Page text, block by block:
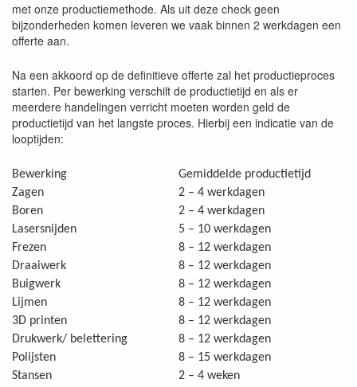
met onze productiemethode. Als uit deze check geen
bijzonderheden komen leveren we vaak binnen 2 werkdagen een
offerte aan.
Na een akkoord op de definitieve offerte zal het productieproces
starten. Per bewerking verschilt de productietijd en als er
meerdere handelingen verricht moeten worden geld de
productietijd van het langste proces. Hierbij een indicatie van de
looptijden:
Bewerking
Gemiddelde productietijd
Zagen
2 – 4 werkdagen
Boren
2 – 4 werkdagen
Lasersnijden
5 – 10 werkdagen
Frezen
8 – 12 werkdagen
Draaiwerk
8 – 12 werkdagen
Buigwerk
8 – 12 werkdagen
Lijmen
8 – 12 werkdagen
3D printen
8 – 12 werkdagen
Drukwerk/ belettering
8 – 12 werkdagen
Polijsten
8 – 15 werkdagen
Stansen
2 – 4 weken